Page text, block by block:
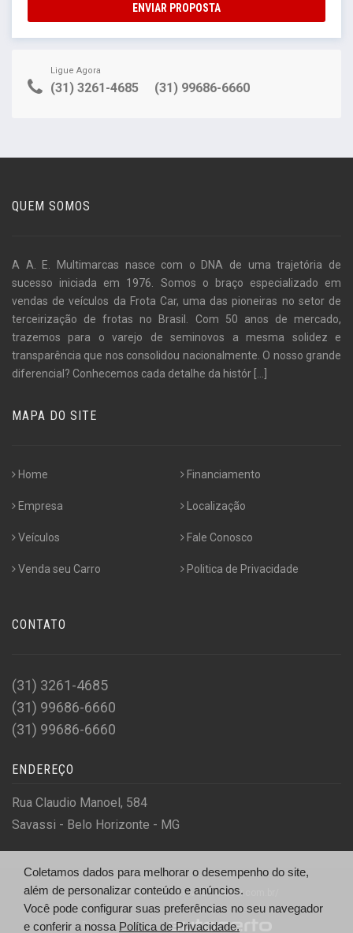
ENVIAR PROPOSTA
Ligue Agora
(31) 3261-4685 (31) 99686-6660
QUEM SOMOS
A A. E. Multimarcas nasce com o DNA de uma trajetória de
sucesso iniciada em 1976. Somos o braço especializado em
vendas de veículos da Frota Car, uma das pioneiras no setor de
terceirização de frotas no Brasil. Com 50 anos de mercado,
trazemos para o varejo de seminovos a mesma solidez e
transparência que nos consolidou nacionalmente. O nosso grande
diferencial? Conhecemos cada detalhe da histór [...]
MAPA DO SITE
Home
Empresa
Veículos
Venda seu Carro
Financiamento
Localização
Fale Conosco
Politica de Privacidade
CONTATO
(31) 3261-4685
(31) 99686-6660
(31) 99686-6660
ENDEREÇO
Rua Claudio Manoel, 584
Savassi - Belo Horizonte - MG
© A. E. Ltda - http://seminovos.frotacar.com.br/
Desenvolvido por
Coletamos dados para melhorar o desempenho do site,
além de personalizar conteúdo e anúncios.
Você pode configurar suas preferências no seu navegador
e conferir a nossa Política de Privacidade.